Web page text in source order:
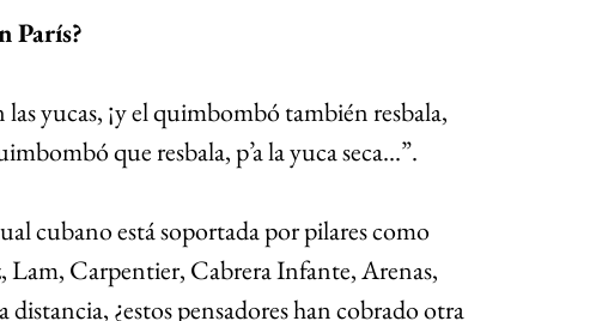
París?
yucas, ¡y el quimbombó también resbala,
que resbala, p’a la yuca seca...”.
cubano está soportada por pilares como
Lam, Carpentier, Cabrera Infante, Arenas,
¿estos pensadores han cobrado otra